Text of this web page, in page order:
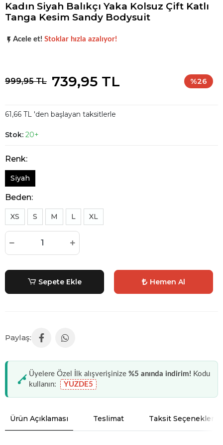
Kadın Siyah Balıkçı Yaka Kolsuz Çift Katlı
Tanga Kesim Sandy Bodysuit
Popüler seçim!Gardırobunuz için harika bir tercih.
Acele et! Stoklar hızla azalıyor!
999,95 TL 739,95 TL %26
61,66 TL 'den başlayan taksitlerle
Stok: 20+
Renk:
Siyah
Beden:
XS S M L XL
Sepete Ekle Hemen Al
Üyelere Özel İlk alışverişinize %5 anında indirim! Kodu
kullanın:
YUZDE5
Ürün Açıklaması Teslimat Taksit Seçenekleri